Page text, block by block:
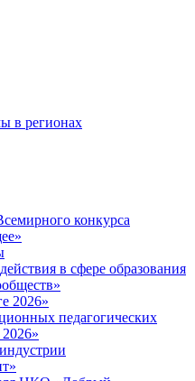
в регионах
конкурса
в сфере образования
2026»
педагогических